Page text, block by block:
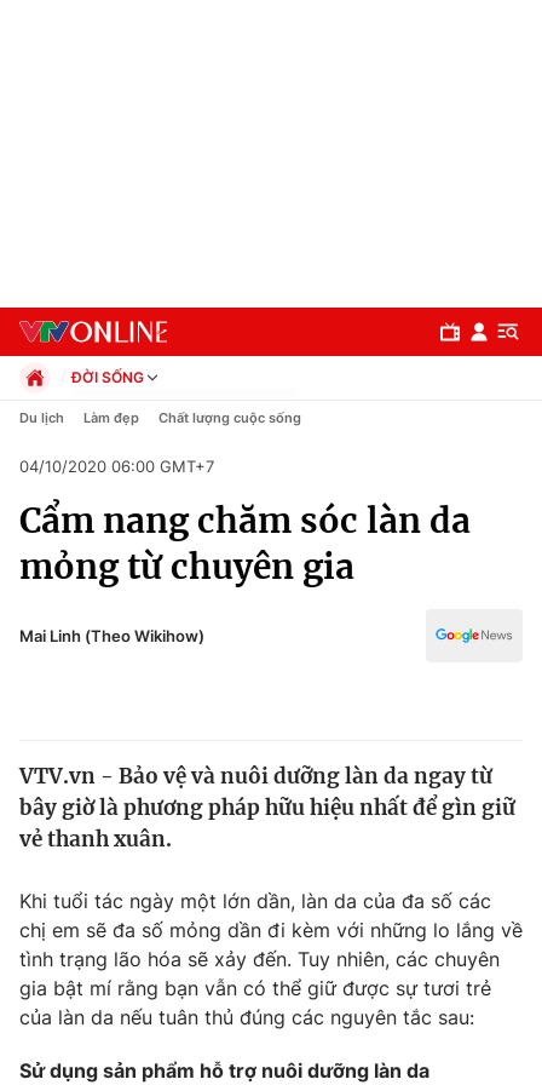
Chuyên mục
Chính trị
Thế giới
Thế giới đó đây
Câu chuyện quốc tế
Kinh tế
Tài chính
Thị trường
Dữ liệu và đời sống
ĐỜI SỐNG
Chính trị
Pháp luật
Kinh tế
Thể thao
Truyền hình
Y tế
Du lịch Làm đẹp Chất lượng cuộc sống
04/10/2020 06:00 GMT+7
Cẩm nang chăm sóc làn da
mỏng từ chuyên gia
Mai Linh (Theo Wikihow)
VTV.vn - Bảo vệ và nuôi dưỡng làn da ngay từ
bây giờ là phương pháp hữu hiệu nhất để gìn giữ
vẻ thanh xuân.
Khi tuổi tác ngày một lớn dần, làn da của đa số các
chị em sẽ đa số mỏng dần đi kèm với những lo lắng về
tình trạng lão hóa sẽ xảy đến. Tuy nhiên, các chuyên
gia bật mí rằng bạn vẫn có thể giữ được sự tươi trẻ
của làn da nếu tuân thủ đúng các nguyên tắc sau:
Sử dụng sản phẩm hỗ trợ nuôi dưỡng làn da